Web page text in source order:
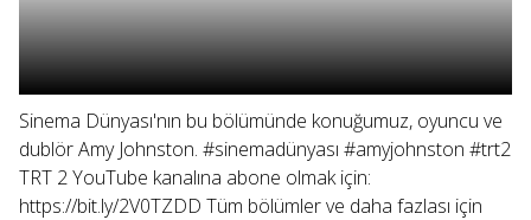
Sinema Dünyası'nın bu bölümünde konuğumuz, oyuncu ve
dublör Amy Johnston. #sinemadünyası #amyjohnston #trt2
TRT 2 YouTube kanalına abone olmak için:
https://bit.ly/2V0TZDD Tüm bölümler ve daha fazlası için